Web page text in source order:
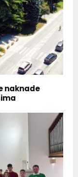
naknade